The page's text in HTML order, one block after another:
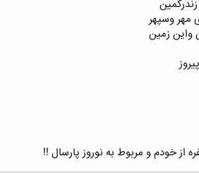
مهر وسپهر
واین زمین
از خودم و مربوط به نوروز پارسال !!